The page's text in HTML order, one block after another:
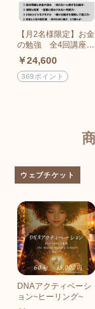
【月2名様限定】お金
の勉強 全4回講座
（1回60分）
￥24,600
369ポイント
ウェブチケット
DNAアクティベーシ
ョン~ヒーリング~